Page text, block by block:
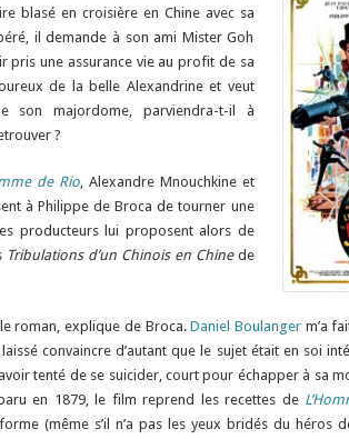
blasé en croisière en Chine avec sa
il demande à son ami Mister Goh
pris une assurance vie au profit de sa
de la belle Alexandrine et veut
son majordome, parviendra-t-il à
?
de Rio, Alexandre Mnouchkine et
à Philippe de Broca de tourner une
producteurs lui proposent alors de
Tribulations d’un Chinois en Chinede
le roman, explique de Broca.Daniel Boulangerm’a
laissé convaincre d’autant que le sujet était en soi
tenté de se suicider, court pour échapper à sa
en 1879, le film reprend les recettes de
(même s’il n’a pas les yeux bridés du héros